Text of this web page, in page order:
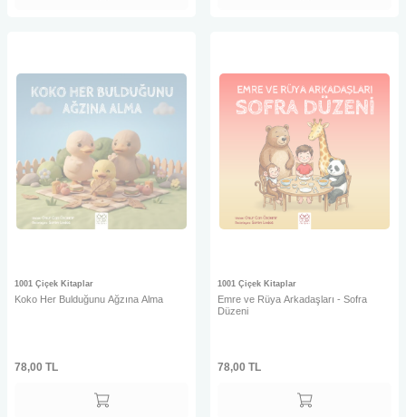
1001 Çiçek Kitaplar
Koko Her Bulduğunu Ağzına Alma
78,00 TL
1001 Çiçek Kitaplar
Emre ve Rüya Arkadaşları - Sofra
Düzeni
78,00 TL